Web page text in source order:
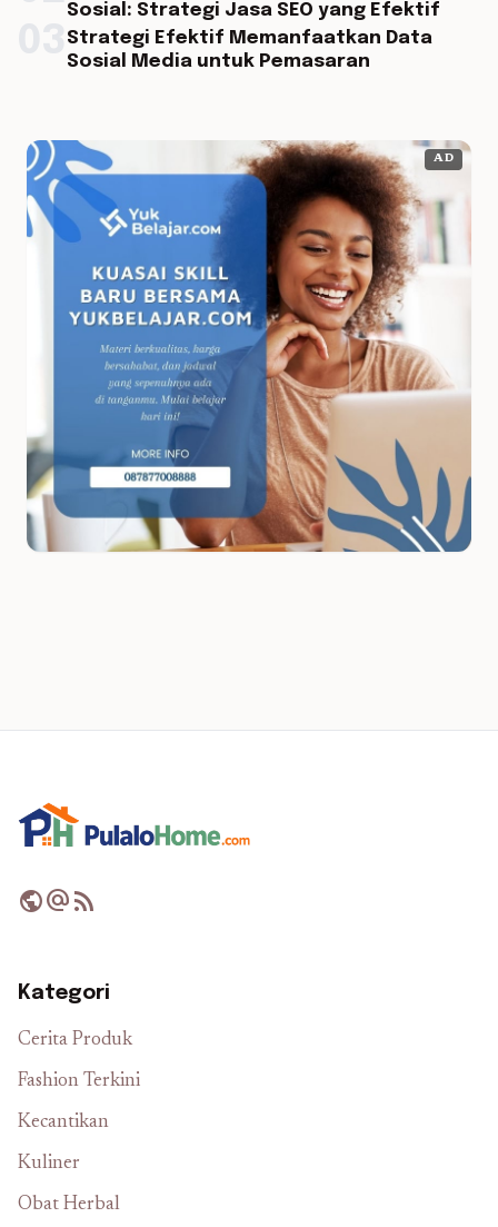
Sosial: Strategi Jasa SEO yang Efektif
Strategi Efektif Memanfaatkan Data
Sosial Media untuk Pemasaran
AD
publicalternate_emailrss_feed
Kategori
Cerita Produk
Fashion Terkini
Kecantikan
Kuliner
Obat Herbal